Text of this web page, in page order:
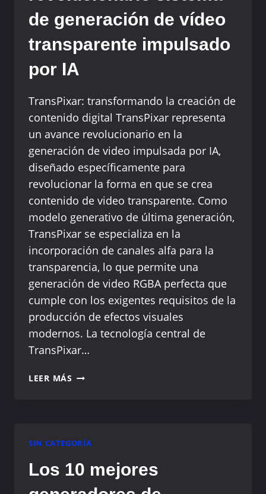
MULTIMODAL
MINIMAX
(HAILUO
AI)
VUELVE
de generación de vídeo
transparente impulsado
por IA
TransPixar: transformando la creación de
contenido digital TransPixar representa
un avance revolucionario en la
generación de video impulsada por IA,
diseñado específicamente para
revolucionar la forma en que se crea
contenido de video transparente. Como
modelo generativo de última generación,
TransPixar se especializa en la
incorporación de canales alfa para la
transparencia, lo que permite una
generación de video RGBA perfecta que
cumple con los exigentes requisitos de la
producción de efectos visuales
modernos. La tecnología central de
TransPixar…
LEER MÁS TRANSPIXAR:
DE
TRANSPARENTE
SIN CATEGORÍA
Los 10 mejores